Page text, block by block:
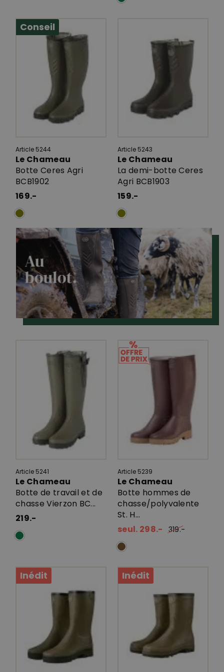
Conseil
Article 5244
Le Chameau
Botte Ceres Agri
BCB1902
169.-
Article 5243
Le Chameau
La demi-botte Ceres
Agri BCB1903
159.-
Article 5241
Le Chameau
Botte de travail et de
chasse Vierzon BC...
219.-
Article 5239
Le Chameau
Botte hommes de
chasse/polyvalente
St. H...
seul. 298.-
319.-
Inédit Inédit